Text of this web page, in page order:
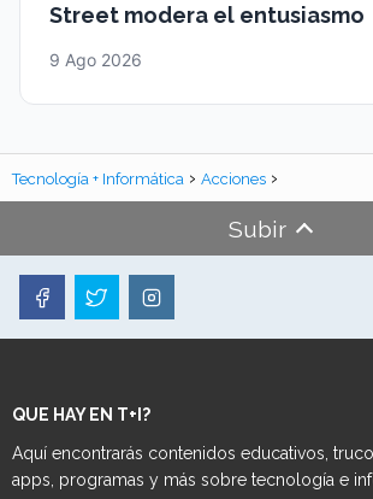
Street modera el entusiasmo
9 Ago 2026
Tecnología + Informática Acciones
Subir
QUE HAY EN T+I?
Aquí encontrarás contenidos educativos,
apps, programas y más sobre tecnología e